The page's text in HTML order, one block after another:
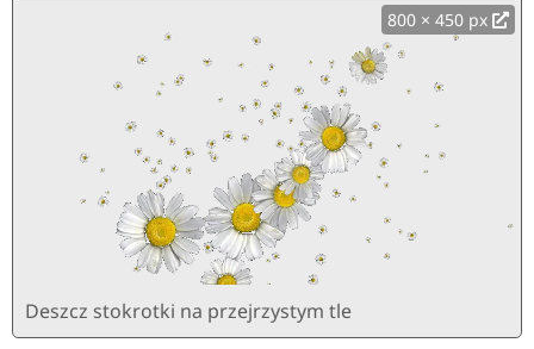
800 × 450 px
Deszcz stokrotki na przejrzystym tle